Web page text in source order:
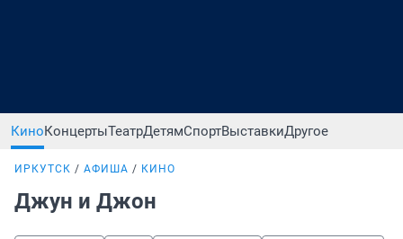
КиноКонцертыТеатрДетямСпортВыставкиДругое
ИРКУТСК АФИША КИНО
Джун и Джон